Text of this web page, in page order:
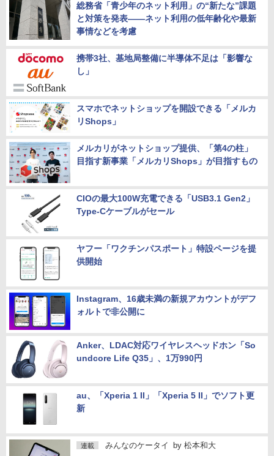
総務省「青少年のネット利用」の“新たな”課題
と対策を発表――ネット利用の低年齢化や最新
事情などを考慮
携帯3社、基地局整備に半導体不足は「影響な
し」
スマホでネットショップを開設できる「メルカ
リShops」
メルカリがネットショップ提供、「第4の柱」
目指す新事業「メルカリShops」が目指すもの
CIOの最大100W充電できる「USB3.1 Gen2」
Type-Cケーブルがセール
ヤフー「ワクチンパスポート」特設ページを提
供開始
Instagram、16歳未満の新規アカウントがデフ
ォルトで非公開に
Anker、LDAC対応ワイヤレスヘッドホン「So
undcore Life Q35」、1万990円
au、「Xperia 1 II」「Xperia 5 II」でソフト更
新
連載 みんなのケータイ by 松本和大